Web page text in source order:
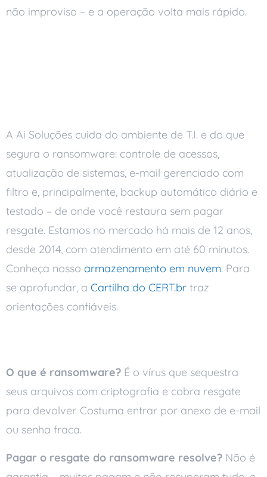
não improviso – e a operação volta mais rápido.
A Ai Soluções cuida do ambiente de T.I. e do que
segura o ransomware: controle de acessos,
atualização de sistemas, e-mail gerenciado com
filtro e, principalmente, backup automático diário e
testado – de onde você restaura sem pagar
resgate. Estamos no mercado há mais de 12 anos,
desde 2014, com atendimento em até 60 minutos.
Conheça nosso armazenamento em nuvem. Para
se aprofundar, a Cartilha do CERT.br traz
orientações confiáveis.
O que é ransomware? É o vírus que sequestra
seus arquivos com criptografia e cobra resgate
para devolver. Costuma entrar por anexo de e-mail
ou senha fraca.
Pagar o resgate do ransomware resolve? Não é